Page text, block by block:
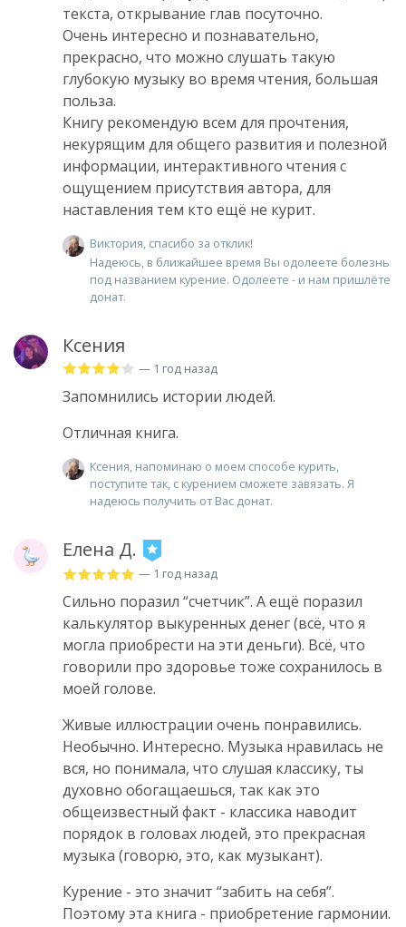
текста, открывание глав посуточно.
Очень интересно и познавательно,
прекрасно, что можно слушать такую
глубокую музыку во время чтения, большая
польза.
Книгу рекомендую всем для прочтения,
некурящим для общего развития и полезной
информации, интерактивного чтения с
ощущением присутствия автора, для
наставления тем кто ещё не курит.
Виктория, спасибо за отклик!
Надеюсь, в ближайшее время Вы одолеете болезнь
под названием курение. Одолеете - и нам пришлёте
донат.
Ксения
— 1 год назад
Запомнились истории людей.
Отличная книга.
Ксения, напоминаю о моем способе курить,
поступите так, с курением сможете завязать. Я
надеюсь получить от Вас донат.
Елена Д.
— 1 год назад
Сильно поразил “счетчик”. А ещё поразил
калькулятор выкуренных денег (всё, что я
могла приобрести на эти деньги). Всё, что
говорили про здоровье тоже сохранилось в
моей голове.
Живые иллюстрации очень понравились.
Необычно. Интересно. Музыка нравилась не
вся, но понимала, что слушая классику, ты
духовно обогащаешься, так как это
общеизвестный факт - классика наводит
порядок в головах людей, это прекрасная
музыка (говорю, это, как музыкант).
Курение - это значит “забить на себя”.
Поэтому эта книга - приобретение гармонии.